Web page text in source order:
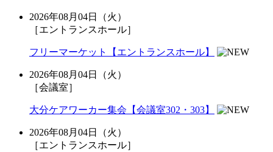
2026年08月04日（火）
［エントランスホール］
フリーマーケット【エントランスホール】
2026年08月04日（火）
［会議室］
大分ケアワーカー集会【会議室302・303】
2026年08月04日（火）
［エントランスホール］